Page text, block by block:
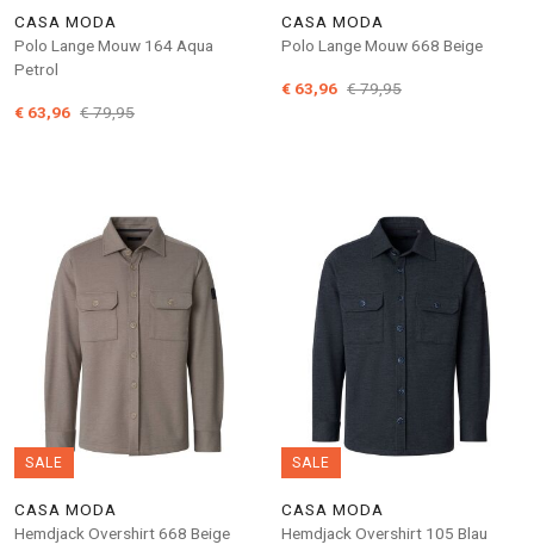
CASA MODA
Polo Lange Mouw 164 Aqua
Petrol
€ 79,95
€ 63,96
CASA MODA
Polo Lange Mouw 668 Beige
€ 79,95
€ 63,96
SALE
CASA MODA
Hemdjack Overshirt 668 Beige
SALE
CASA MODA
Hemdjack Overshirt 105 Blau